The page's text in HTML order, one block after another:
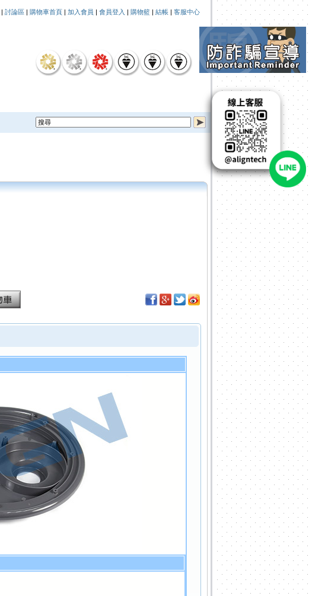
| 討論區 | 購物車首頁 | 加入會員 | 會員登入 | 購物籃 | 結帳 | 客服中心